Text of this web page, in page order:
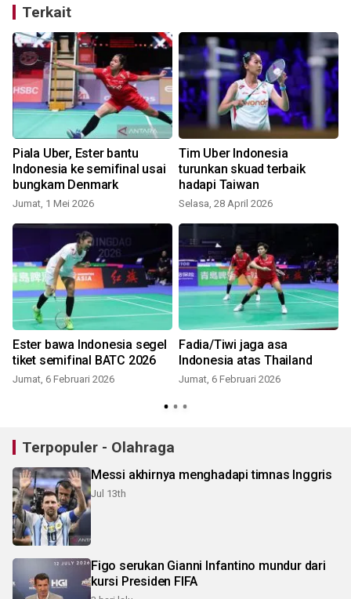
Terkait
Piala Uber, Ester bantu
Indonesia ke semifinal usai
bungkam Denmark
Jumat, 1 Mei 2026
Tim Uber Indonesia
turunkan skuad terbaik
hadapi Taiwan
Selasa, 28 April 2026
Ester bawa Indonesia segel
tiket semifinal BATC 2026
Jumat, 6 Februari 2026
Fadia/Tiwi jaga asa
Indonesia atas Thailand
Jumat, 6 Februari 2026
Terpopuler - Olahraga
Messi akhirnya menghadapi timnas Inggris
Jul 13th
Figo serukan Gianni Infantino mundur dari
kursi Presiden FIFA